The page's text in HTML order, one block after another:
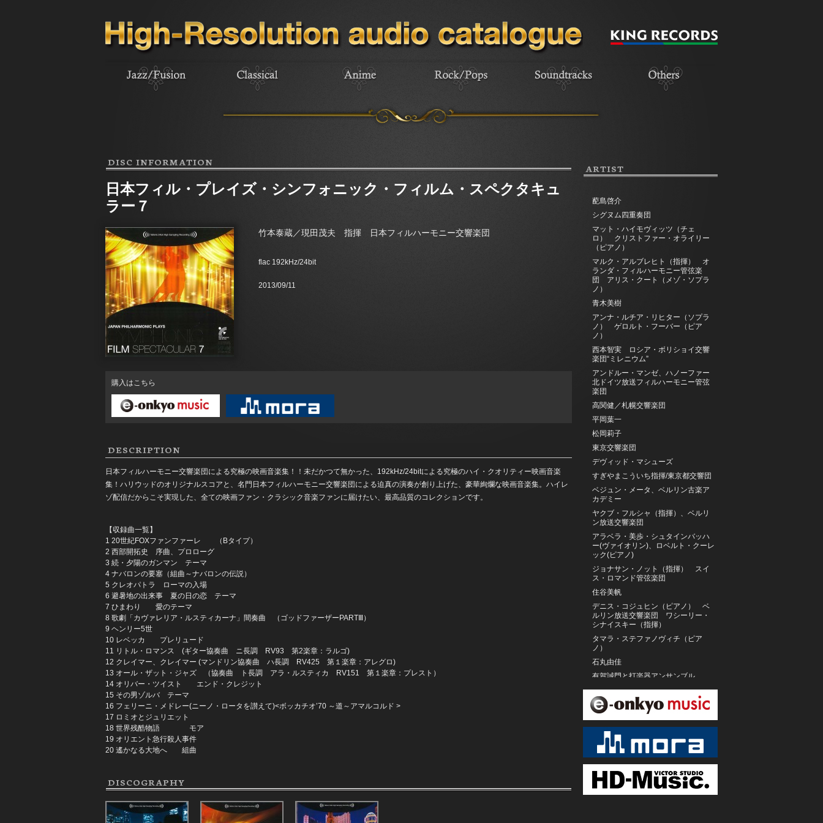
DISC INFORMATION
日本フィル・プレイズ・シンフォニック・フィルム・スペクタキュ
ラー７
竹本泰蔵／現田茂夫 指揮 日本フィルハーモニー交響楽団
flac 192kHz/24bit
2013/09/11
購入はこちら
DESCRIPTION
日本フィルハーモニー交響楽団による究極の映画音楽集！！未だかつて無かった、192kHz/24bitによる究極のハイ・クオリティー映画音楽
集！ハリウッドのオリジナルスコアと、名門日本フィルハーモニー交響楽団による迫真の演奏が創り上げた、豪華絢爛な映画音楽集。ハイレ
ゾ配信だからこそ実現した、全ての映画ファン・クラシック音楽ファンに届けたい、最高品質のコレクションです。
【収録曲一覧】
1 20世紀FOXファンファーレ （Bタイプ）
2 西部開拓史 序曲、プロローグ
3 続・夕陽のガンマン テーマ
4 ナバロンの要塞（組曲～ナバロンの伝説）
5 クレオパトラ ローマの入場
6 避暑地の出来事 夏の日の恋 テーマ
7 ひまわり 愛のテーマ
8 歌劇「カヴァレリア・ルスティカーナ」間奏曲 （ゴッドファーザーPARTⅢ）
9 ヘンリー5世
10 レベッカ プレリュード
11 リトル・ロマンス (ギター協奏曲 ニ長調 RV93 第2楽章：ラルゴ)
12 クレイマー、クレイマー (マンドリン協奏曲 ハ長調 RV425 第１楽章：アレグロ)
13 オール・ザット・ジャズ （協奏曲 ト長調 アラ・ルスティカ RV151 第１楽章：プレスト）
14 オリバー・ツイスト エンド・クレジット
15 その男ゾルバ テーマ
16 フェリーニ・メドレー(ニーノ・ロータを讃えて)<ボッカチオ’70 ～道～アマルコルド >
17 ロミオとジュリエット
18 世界残酷物語 モア
19 オリエント急行殺人事件
20 遙かなる大地へ 組曲
DISCOGRAPHY
ARTIST
蓜島啓介
シグヌム四重奏団
マット・ハイモヴィッツ（チェ
ロ） クリストファー・オライリー
（ピアノ）
マルク・アルブレヒト（指揮） オ
ランダ・フィルハーモニー管弦楽
団 アリス・クート（メゾ・ソプラ
ノ）
青木美樹
アンナ・ルチア・リヒター（ソプラ
ノ） ゲロルト・フーバー（ピア
ノ）
西本智実 ロシア・ボリショイ交響
楽団“ミレニウム”
アンドルー・マンゼ、ハノーファー
北ドイツ放送フィルハーモニー管弦
楽団
高関健／札幌交響楽団
平岡葉一
松岡莉子
東京交響楽団
デヴィッド・マシューズ
すぎやまこういち指揮/東京都交響団
ベジュン・メータ、ベルリン古楽ア
カデミー
ヤクブ・フルシャ（指揮）、ベルリ
ン放送交響楽団
アラベラ・美歩・シュタインバッハ
ー(ヴァイオリン)、ロベルト・クーレ
ック(ピアノ)
ジョナサン・ノット（指揮） スイ
ス・ロマンド管弦楽団
住谷美帆
デニス・コジュヒン（ピアノ） ベ
ルリン放送交響楽団 ワシーリー・
シナイスキー（指揮）
タマラ・ステファノヴィチ（ピア
ノ）
石丸由佳
有賀誠門と打楽器アンサンブル
ドミニク・ヴィス
和田薫／東京フィルハーモニー交響
楽団
パリ木の十字架少年合唱団
シュガーシスターズ
ユリヤ・チャプリーナ
ウラディーミル・ユロフスキ(指揮)
ロシア国立アカデミー管弦楽団"エ
フゲニー・スヴェトラーノフ"